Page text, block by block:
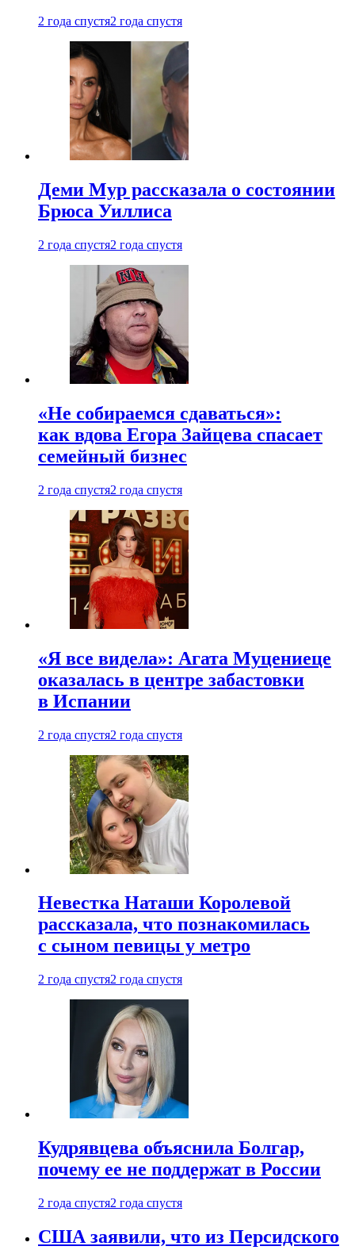
2 года спустя2 года спустя
Деми Мур рассказала о состоянии
Брюса Уиллиса
2 года спустя2 года спустя
«Не собираемся сдаваться»:
как вдова Егора Зайцева спасает
семейный бизнес
2 года спустя2 года спустя
«Я все видела»: Агата Муцениеце
оказалась в центре забастовки
в Испании
2 года спустя2 года спустя
Невестка Наташи Королевой
рассказала, что познакомилась
с сыном певицы у метро
2 года спустя2 года спустя
Кудрявцева объяснила Болгар,
почему ее не поддержат в России
2 года спустя2 года спустя
США заявили, что из Персидского